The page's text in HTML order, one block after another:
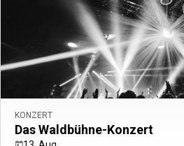
Bonusprogramm
Geschenkkarte Aktivitäten
Zurück
Hotel suchen
Resorts
Nachhaltiges Reisen
Flug + Hotel
Ein Zimmer für den
KONZERT
Das Waldbühne-Konzert